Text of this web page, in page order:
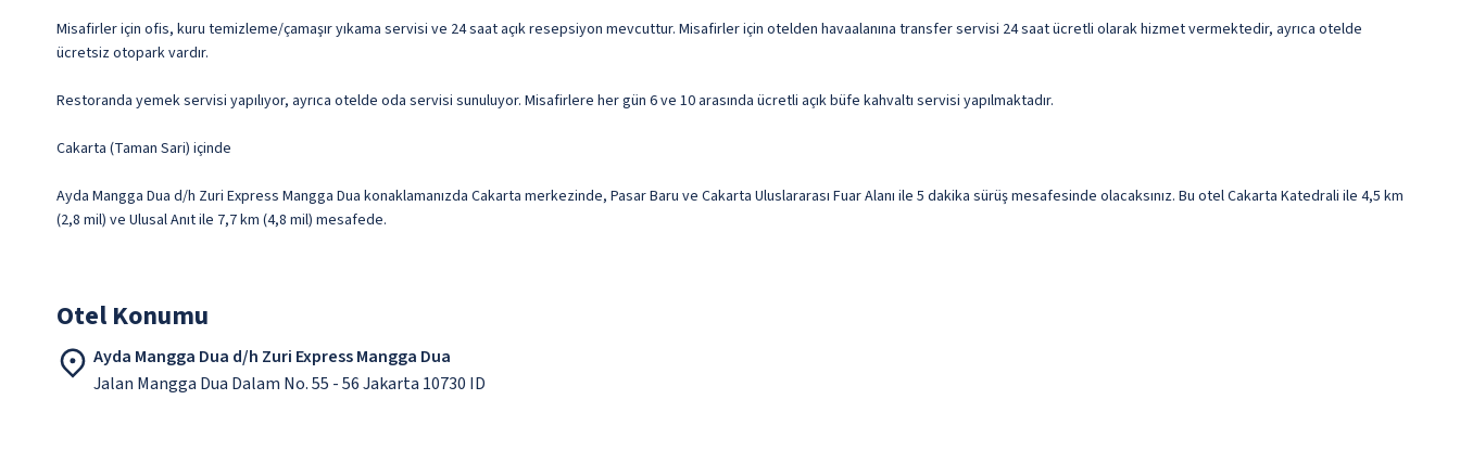
Misafirler için ofis, kuru temizleme/çamaşır yıkama servisi ve 24 saat açık resepsiyon mevcuttur. Misafirler için otelden havaalanına transfer servisi 24 saat ücretli olarak hizmet vermektedir, ayrıca otelde
ücretsiz otopark vardır.
Restoranda yemek servisi yapılıyor, ayrıca otelde oda servisi sunuluyor. Misafirlere her gün 6 ve 10 arasında ücretli açık büfe kahvaltı servisi yapılmaktadır.
Cakarta (Taman Sari) içinde
Ayda Mangga Dua d/h Zuri Express Mangga Dua konaklamanızda Cakarta merkezinde, Pasar Baru ve Cakarta Uluslararası Fuar Alanı ile 5 dakika sürüş mesafesinde olacaksınız. Bu otel Cakarta Katedrali ile 4,5 km
(2,8 mil) ve Ulusal Anıt ile 7,7 km (4,8 mil) mesafede.
Otel Konumu
Ayda Mangga Dua d/h Zuri Express Mangga Dua
Jalan Mangga Dua Dalam No. 55 - 56 Jakarta 10730 ID